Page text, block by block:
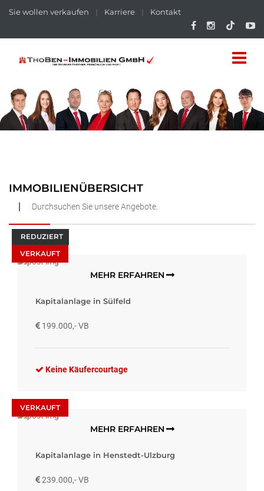
Sie wollen verkaufen | Karriere | Kontakt
IMMOBILIENÜBERSICHT
Durchsuchen Sie unsere Angebote.
VERKAUFT
REDUZIERT
MEHR ERFAHREN
Kapitalanlage in Sülfeld
199.000,- VB
Keine Käufercourtage
VERKAUFT
MEHR ERFAHREN
Kapitalanlage in Henstedt-Ulzburg
239.000,- VB